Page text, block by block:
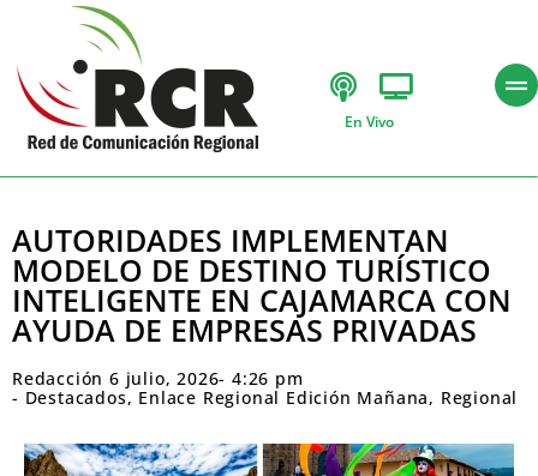
En Vivo
AUTORIDADES IMPLEMENTAN
MODELO DE DESTINO TURÍSTICO
INTELIGENTE EN CAJAMARCA CON
AYUDA DE EMPRESAS PRIVADAS
Redacción 6 julio, 2026- 4:26 pm
- Destacados, Enlace Regional Edición Mañana, Regional